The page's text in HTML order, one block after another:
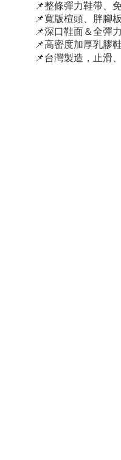
📌整條彈力鞋帶、
📌寬版楦頭、胖腳
📌深口鞋面＆全彈
📌高密度加厚乳膠
📌台灣製造，止滑